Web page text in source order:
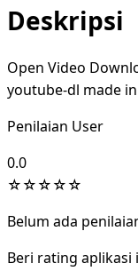
Deskripsi
Open Video
youtube-dl made
Penilaian User
0.0
☆☆☆☆☆
Belum ada
Beri rating aplikasi